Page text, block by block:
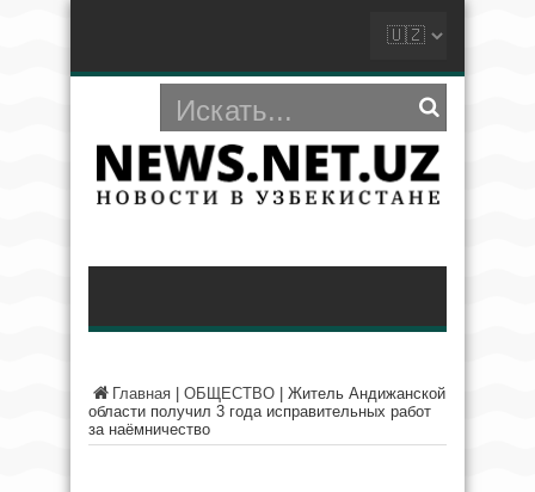
Главная ОБЩЕСТВО
Житель Андижанской
области получил 3 года исправительных работ
за наёмничество